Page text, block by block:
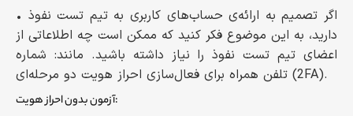
• اگر تصمیم به ارائه‌ی حساب‌های کاربری به تیم تست نفوذ
دارید، به این موضوع فکر کنید که ممکن است چه اطلاعاتی از
اعضای تیم تست نفوذ را نیاز داشته باشید. مانند: شماره
تلفن همراه برای فعال‌سازی احراز هویت دو مرحله‌ای (2FA).
آزمون بدون احراز هویت: